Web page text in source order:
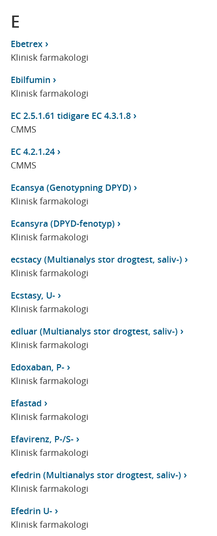
E
Ebetrex
Klinisk farmakologi
Ebilfumin
Klinisk farmakologi
EC 2.5.1.61 tidigare EC 4.3.1.8
CMMS
EC 4.2.1.24
CMMS
Ecansya (Genotypning DPYD)
Klinisk farmakologi
Ecansyra (DPYD-fenotyp)
Klinisk farmakologi
ecstacy (Multianalys stor drogtest, saliv-)
Klinisk farmakologi
Ecstasy, U-
Klinisk farmakologi
edluar (Multianalys stor drogtest, saliv-)
Klinisk farmakologi
Edoxaban, P-
Klinisk farmakologi
Efastad
Klinisk farmakologi
Efavirenz, P-/S-
Klinisk farmakologi
efedrin (Multianalys stor drogtest, saliv-)
Klinisk farmakologi
Efedrin U-
Klinisk farmakologi